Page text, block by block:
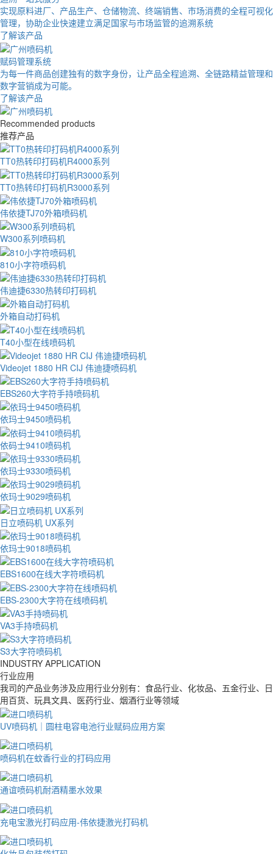
实现原料进厂、产品生产、仓储物流、终端销售、市场消费的全程可视化
管理，协助企业快速建立满足国家与市场监管的追溯系统
了解该产品
赋码管理系统
为每一件商品创建独有的数字身份，让产品全程追溯、全链路精益管理和
数字营销成为可能。
了解该产品
Recommended products
推荐产品
TT0热转印打码机R4000系列
TT0热转印打码机R3000系列
伟依捷TJ70外箱喷码机
W300系列喷码机
810小字符喷码机
伟迪捷6330热转印打码机
外箱自动打码机
T40小型在线喷码机
Videojet 1880 HR CIJ 伟迪捷喷码机
EBS260大字符手持喷码机
依玛士9450喷码机
依码士9410喷码机
依玛士9330喷码机
依玛士9029喷码机
日立喷码机 UX系列
依玛士9018喷码机
EBS1600在线大字符喷码机
EBS-2300大字符在线喷码机
VA3手持喷码机
S3大字符喷码机
INDUSTRY APPLICATION
行业应用
我司的产品业务涉及应用行业分别有：食品行业、化妆品、五金行业、日
用百货、玩具文具、医药行业、烟酒行业等领域
UV喷码机｜圆柱电容电池行业赋码应用方案
喷码机在蚊香行业的打码应用
通谊喷码机耐酒精墨水效果
充电宝激光打码应用-伟依捷激光打码机